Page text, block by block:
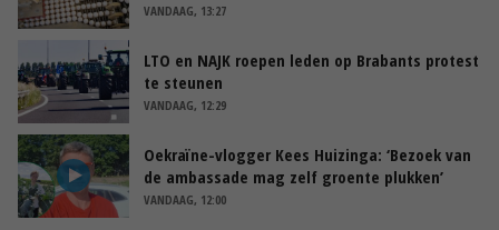
VANDAAG, 13:27
LTO en NAJK roepen leden op Brabants protest
te steunen
VANDAAG, 12:29
Oekraïne-vlogger Kees Huizinga: ‘Bezoek van
de ambassade mag zelf groente plukken’
VANDAAG, 12:00